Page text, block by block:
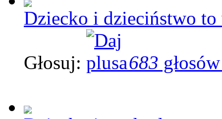
Dziecko i dzieciństwo to
Głosuj: 683